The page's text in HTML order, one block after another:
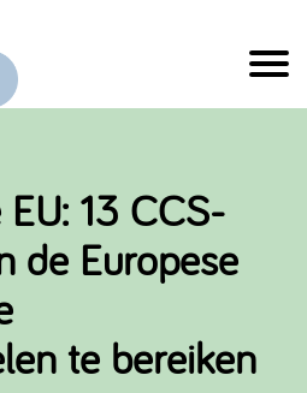
13 CCS-
de Europese
te bereiken